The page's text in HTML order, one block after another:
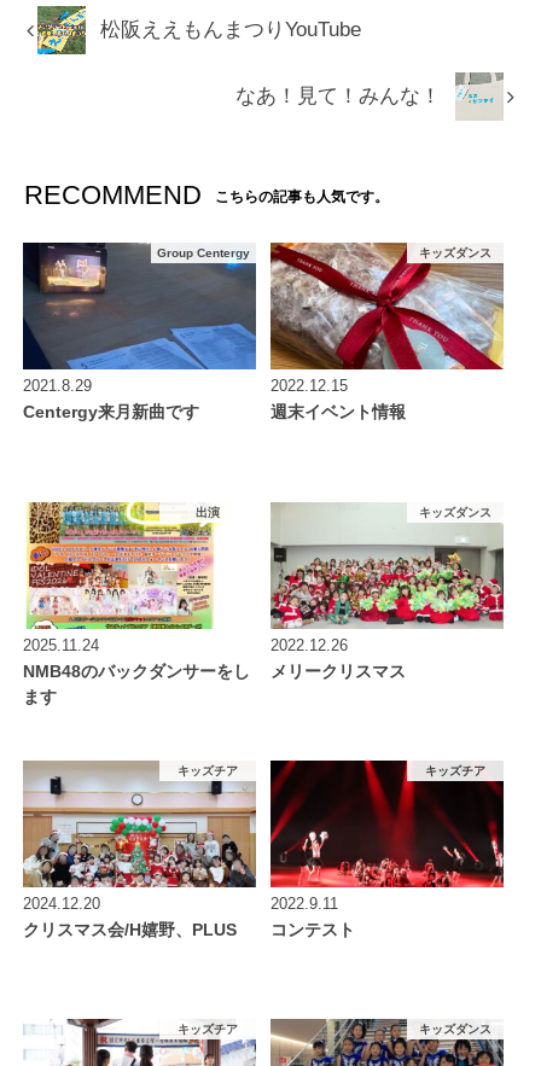
松阪ええもんまつりYouTube
なあ！見て！みんな！
RECOMMEND こちらの記事も人気です。
Group Centergy
2021.8.29
Centergy来月新曲です
キッズダンス
2022.12.15
週末イベント情報
出演
2025.11.24
NMB48のバックダンサーをし
ます
キッズダンス
2022.12.26
メリークリスマス
キッズチア
2024.12.20
クリスマス会/H嬉野、PLUS
キッズチア
2022.9.11
コンテスト
キッズチア キッズダンス